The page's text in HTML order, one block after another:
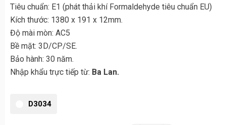
Kích thước: 1380 x 191 x 12mm.
Độ mài mòn: AC5
Bề mặt: 3D/CP/SE.
Bảo hành: 30 năm.
Nhập khẩu trực tiếp từ: